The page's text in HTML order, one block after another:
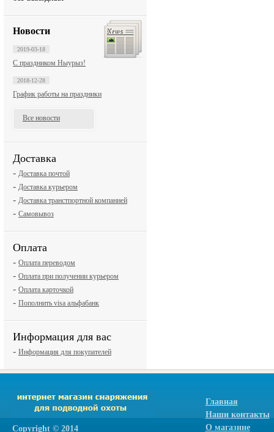
Новости
2019-03-18
С праздником Ныурыз!
2018-12-28
График работы на праздники
Все новости
Доставка
- Доставка почтой
- Доставка курьером
- Доставка транстпортной компанией
- Самовывоз
Оплата
- Оплата переводом
- Оплата при получении курьером
- Оплата карточкой
- Пополнить visa альфабанк
Информация для вас
- Информация для покупателей
Сopyright © 2014
Главная
Наши контакты
О магазине